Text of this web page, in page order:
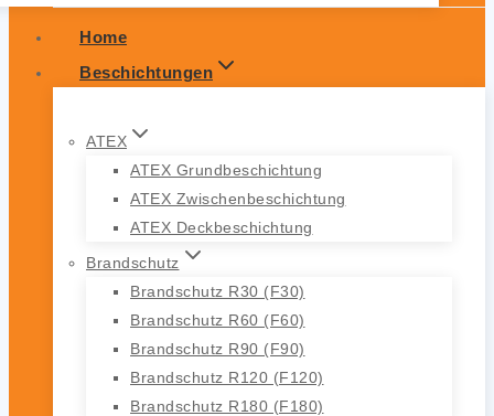
Home
Beschichtungen
ATEX
ATEX Grundbeschichtung
ATEX Zwischenbeschichtung
ATEX Deckbeschichtung
Brandschutz
Brandschutz R30 (F30)
Brandschutz R60 (F60)
Brandschutz R90 (F90)
Brandschutz R120 (F120)
Brandschutz R180 (F180)